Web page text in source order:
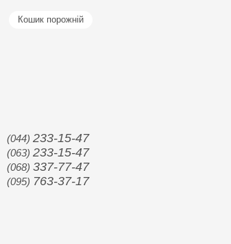
Кошик порожній
(044) 233-15-47
(063) 233-15-47
(068) 337-77-47
(095) 763-37-17